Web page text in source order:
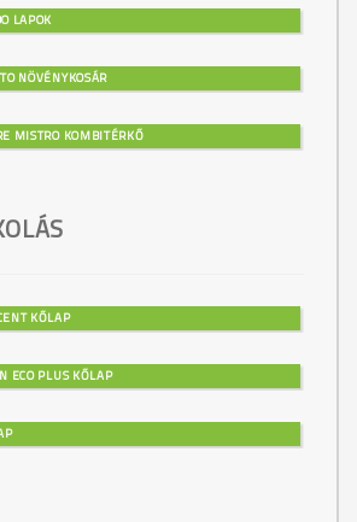
LAPOK
NÖVÉNYKOSÁR
MISTRO KOMBITÉRKŐ
KŐLAP
ECO PLUS KŐLAP